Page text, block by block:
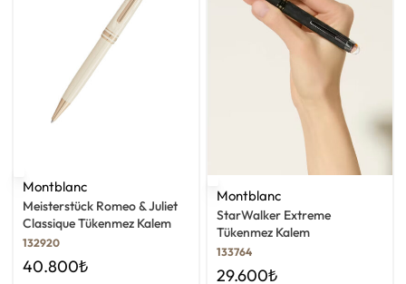
Montblanc
Meisterstück Romeo & Juliet
Classique Tükenmez Kalem
132920
40.800₺
Montblanc
StarWalker Extreme
Tükenmez Kalem
133764
29.600₺